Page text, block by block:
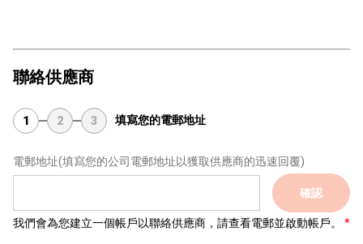
聯絡供應商
1 2 3 填寫您的電郵地址
電郵地址(填寫您的公司電郵地址以獲取供應商的迅速回覆)
確認
我們會為您建立一個帳戶以聯絡供應商，請查看電郵並啟動帳戶。